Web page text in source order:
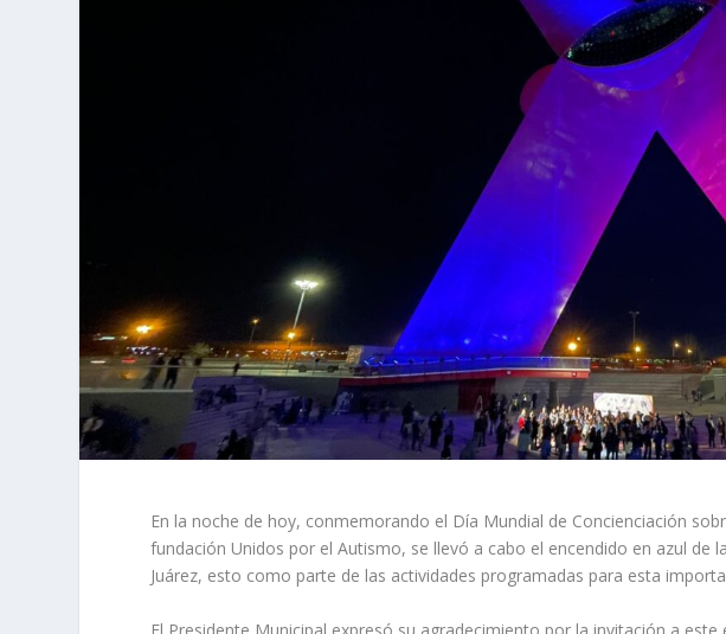
En la noche de hoy, conmemorando el Día Mundial de Concienciación
fundación Unidos por el Autismo, se llevó a cabo el encendido en azul de
Juárez, esto como parte de las actividades programadas para esta
El Presidente Municipal expresó su agradecimiento por la invitación a